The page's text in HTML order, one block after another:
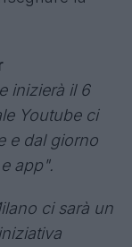
di
a
verrebbe
assoluto
che vedrà in
avremo
la